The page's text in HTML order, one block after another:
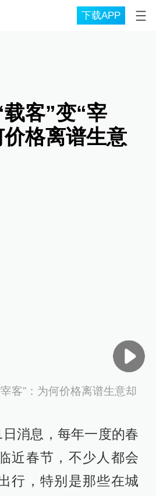
下载APP
客”变“宰
格离谱生意
客”：为何价格离谱生意却
消息，每年一度的春
近春节，不少人都会
行，特别是那些在城